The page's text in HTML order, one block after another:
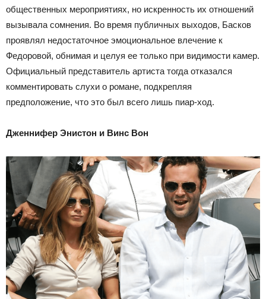
общественных мероприятиях, но искренность их отношений
вызывала сомнения. Во время публичных выходов, Басков
проявлял недостаточное эмоциональное влечение к
Федоровой, обнимая и целуя ее только при видимости камер.
Официальный представитель артиста тогда отказался
комментировать слухи о романе, подкрепляя
предположение, что это был всего лишь пиар-ход.
Дженнифер Энистон и Винс Вон